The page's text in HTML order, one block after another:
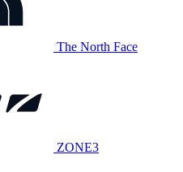
The North Face
ZONE3